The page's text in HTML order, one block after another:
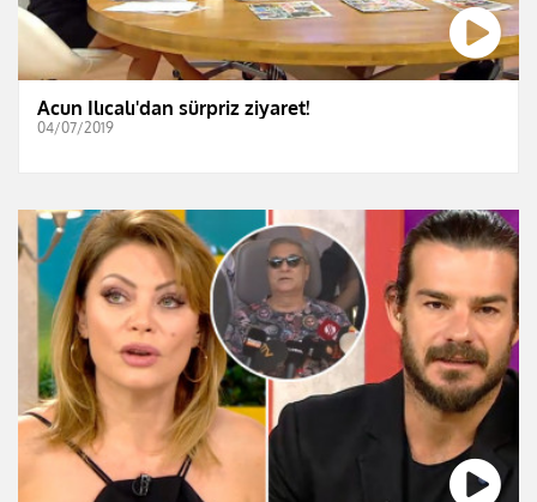
Acun Ilıcalı'dan sürpriz ziyaret!
04/07/2019